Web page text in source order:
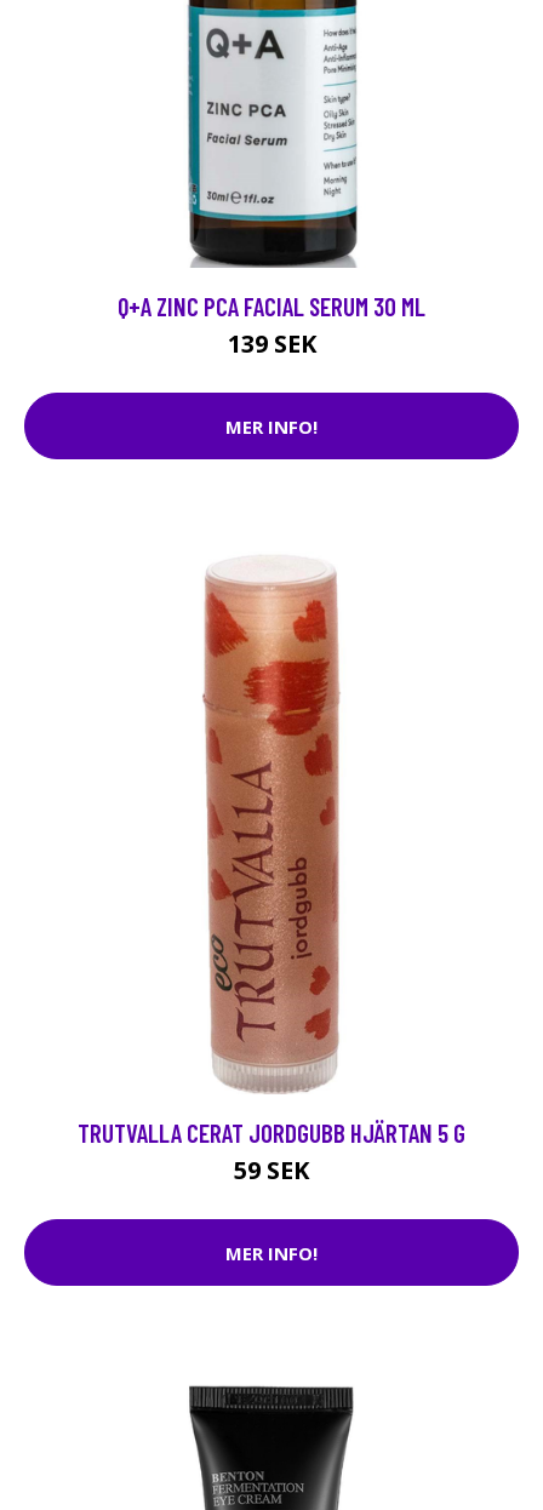
Q+A ZINC PCA FACIAL SERUM 30 ML
139 SEK
MER INFO!
TRUTVALLA CERAT JORDGUBB HJÄRTAN 5 G
59 SEK
MER INFO!